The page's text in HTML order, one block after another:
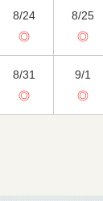
8/24
◎
8/25
◎
8/31
◎
9/1
◎